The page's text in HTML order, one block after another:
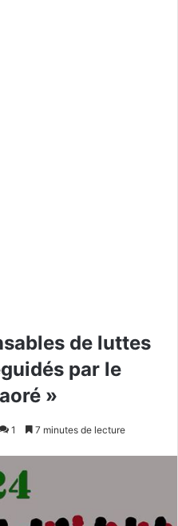
de luttes
par le
»
1 7 minutes de lecture